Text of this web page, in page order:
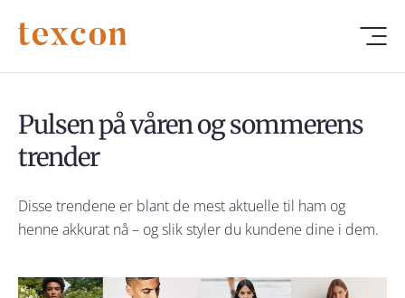
Pulsen på våren og sommerens
trender
Disse trendene er blant de mest aktuelle til ham og
henne akkurat nå – og slik styler du kundene dine i dem.